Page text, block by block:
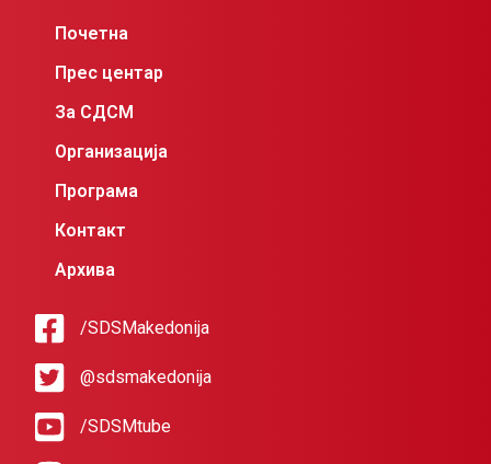
Почетна
Прес центар
За СДСМ
Организација
Програма
Контакт
Архива
/SDSMakedonija
@sdsmakedonija
/SDSMtube